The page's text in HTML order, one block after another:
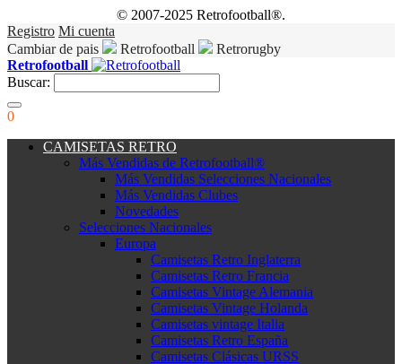
© 2007-2025 Retrofootball®.
Registro Mi cuenta
Cambiar de pais
Retrofootball
Retrorugby
Retrofootball
Buscar:
0
CAMISETAS RETRO
Más Vendidas de Retrofootball®
Más Vendidas Selecciones Nacionales
Más Vendidas Clubes
Novedades
Selecciones Nacionales
Europa
Camisetas Retro Inglaterra
Camisetas Retro Francia
Camisetas Vintage Alemania
Camisetas Vintage Holanda
Camisetas vintage Italia
Camisetas Retro España
Camisetas Clásicas URSS